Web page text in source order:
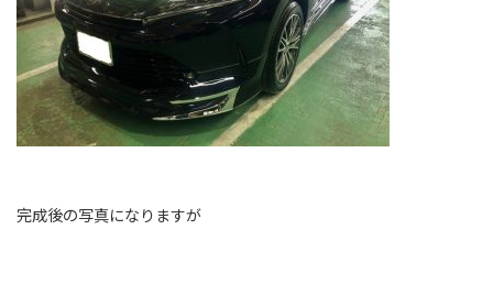
完成後の写真になりますが